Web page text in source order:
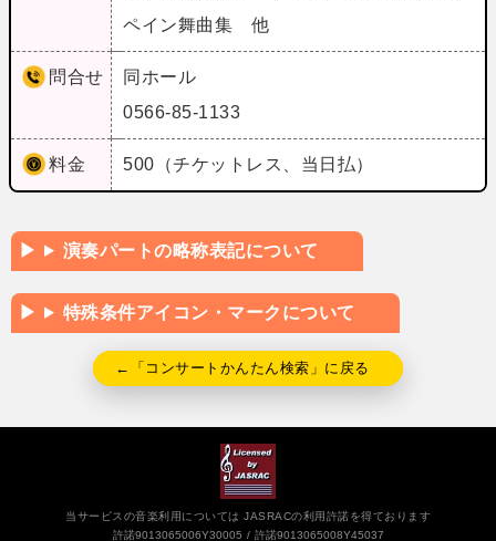
ペイン舞曲集 他
問合せ
同ホール
0566-85-1133
料金 500（チケットレス、当日払）
演奏パートの略称表記について
特殊条件アイコン・マークについて
←「コンサートかんたん検索」に戻る
当サービスの音楽利用については JASRACの利用許諾を得ております
許諾9013065006Y30005
許諾9013065008Y45037